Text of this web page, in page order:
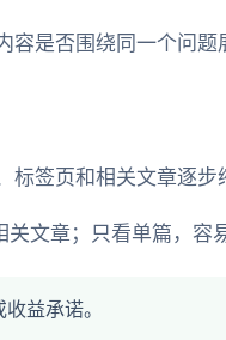
是否围绕同一个问题
签页和相关文章逐步
文章；只看单篇，容
益承诺。